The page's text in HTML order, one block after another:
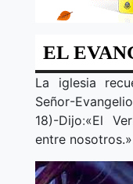
EL
La iglesia
Señor-
18)-Dijo:«El
entre nosotros.